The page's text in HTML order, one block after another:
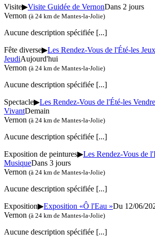
Visite▶Visite Guidée de VernonDans 2 jours
Vernon (à 24 km de Mantes-la-Jolie)
Aucune description spécifiée [...]
Fête diverse▶Les Rendez-Vous de l'Été-les
JeudiAujourd'hui
Vernon (à 24 km de Mantes-la-Jolie)
Aucune description spécifiée [...]
Spectacle▶Les Rendez-Vous de l'Été-les
VivantDemain
Vernon (à 24 km de Mantes-la-Jolie)
Aucune description spécifiée [...]
Exposition de peintures▶Les Rendez-Vous de
MusiqueDans 3 jours
Vernon (à 24 km de Mantes-la-Jolie)
Aucune description spécifiée [...]
Exposition▶Exposition «Ô l'Eau »Du 12/06/
Vernon (à 24 km de Mantes-la-Jolie)
Aucune description spécifiée [...]